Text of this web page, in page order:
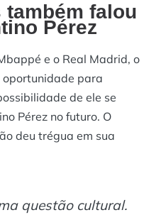
também falou
Pérez
e o Real Madrid, o
para
de ele se
Pérez no futuro. O
deu trégua em sua
questão cultural.